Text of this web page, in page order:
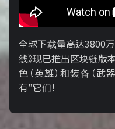
全球下载量高达3800
线》现已推出区块链版
色（英雄）和装备（武
有”它们！